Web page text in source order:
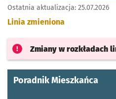
Ostatnia aktualizacja: 25.07.2026
Linia zmieniona
Zmiany w rozkładach
Poradnik Mieszkańca